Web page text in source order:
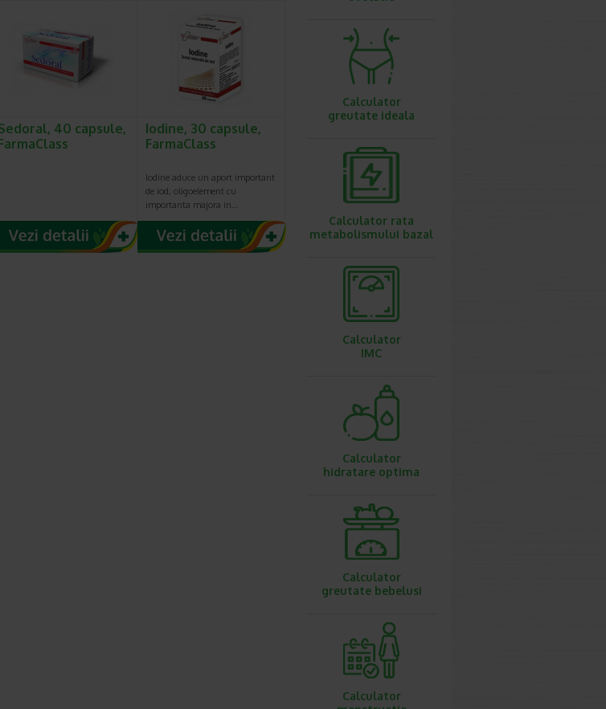
40 capsule,
Iodine, 30 capsule,
FarmaClass
Iodine aduce un aport important
de iod, oligoelement cu
importanta majora in…
Calculator
greutate ideala
Calculator rata
metabolismului bazal
Calculator
IMC
Calculator
hidratare optima
Calculator
greutate bebelusi
Calculator